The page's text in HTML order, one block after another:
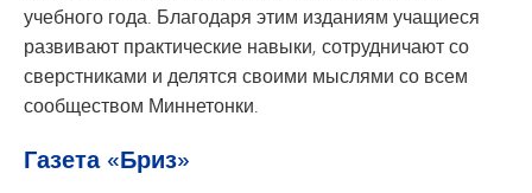
учебного года. Благодаря этим изданиям учащиеся
развивают практические навыки, сотрудничают со
сверстниками и делятся своими мыслями со всем
сообществом Миннетонки.
Газета «Бриз»